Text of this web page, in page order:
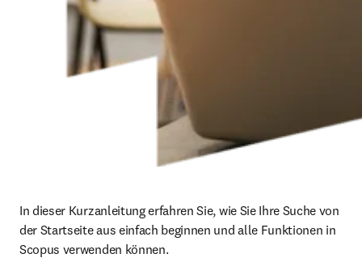
In dieser Kurzanleitung erfahren Sie, wie Sie Ihre Suche von
der Startseite aus einfach beginnen und alle Funktionen in
Scopus verwenden können.